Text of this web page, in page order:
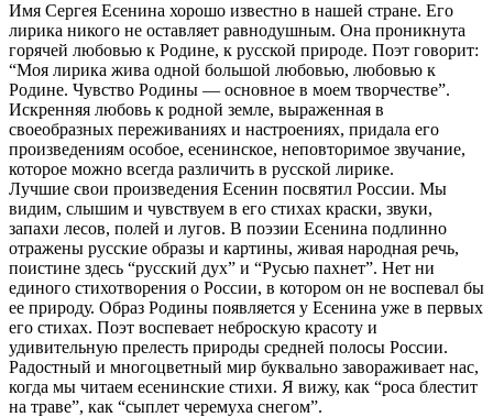
Имя Сергея Есенина хорошо известно в нашей стране. Его
лирика никого не оставляет равнодушным. Она проникнута
горячей любовью к Родине, к русской природе. Поэт говорит:
“Моя лирика жива одной большой любовью, любовью к
Родине. Чувство Родины — основное в моем творчестве”.
Искренняя любовь к родной земле, выраженная в
своеобразных переживаниях и настроениях, придала его
произведениям особое, есенинское, неповторимое звучание,
которое можно всегда различить в русской лирике.
Лучшие свои произведения Есенин посвятил России. Мы
видим, слышим и чувствуем в его стихах краски, звуки,
запахи лесов, полей и лугов. В поэзии Есенина подлинно
отражены русские образы и картины, живая народная речь,
поистине здесь “русский дух” и “Русью пахнет”. Нет ни
единого стихотворения о России, в котором он не воспевал бы
ее природу. Образ Родины появляется у Есенина уже в первых
его стихах. Поэт воспевает неброскую красоту и
удивительную прелесть природы средней полосы России.
Радостный и многоцветный мир буквально завораживает нас,
когда мы читаем есенинские стихи. Я вижу, как “роса блестит
на траве”, как “сыплет черемуха снегом”.